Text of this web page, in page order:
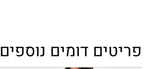
פריטים דומים נוספים